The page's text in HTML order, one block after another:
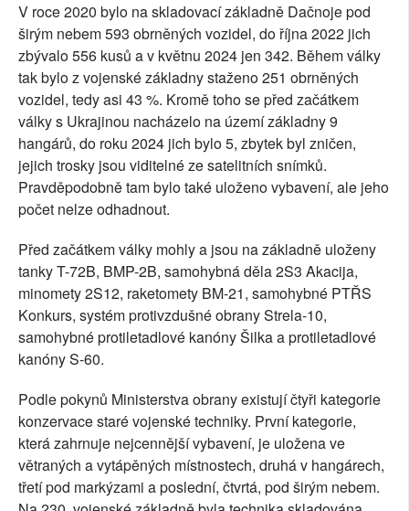
V roce 2020 bylo na skladovací základně Dačnoje pod
širým nebem 593 obrněných vozidel, do října 2022 jich
zbývalo 556 kusů a v květnu 2024 jen 342. Během války
tak bylo z vojenské základny staženo 251 obrněných
vozidel, tedy asi 43 %. Kromě toho se před začátkem
války s Ukrajinou nacházelo na území základny 9
hangárů, do roku 2024 jich bylo 5, zbytek byl zničen,
jejich trosky jsou viditelné ze satelitních snímků.
Pravděpodobně tam bylo také uloženo vybavení, ale jeho
počet nelze odhadnout.
Před začátkem války mohly a jsou na základně uloženy
tanky T-72B, BMP-2B, samohybná děla 2S3 Akacija,
minomety 2S12, raketomety BM-21, samohybné PTŘS
Konkurs, systém protivzdušné obrany Strela-10,
samohybné protiletadlové kanóny Šilka a protiletadlové
kanóny S-60.
Podle pokynů Ministerstva obrany existují čtyři kategorie
konzervace staré vojenské techniky. První kategorie,
která zahrnuje nejcennější vybavení, je uložena ve
větraných a vytápěných místnostech, druhá v hangárech,
třetí pod markýzami a poslední, čtvrtá, pod širým nebem.